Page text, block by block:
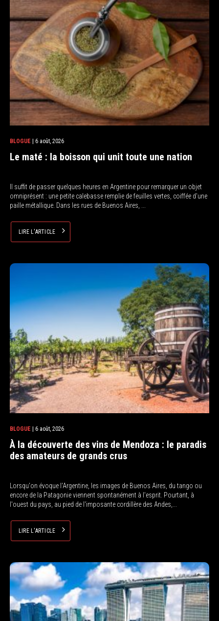
BLOGUE | 6 août, 2026
Le maté : la boisson qui unit toute une nation
Il suffit de passer quelques heures en Argentine pour remarquer un objet
omniprésent : une petite calebasse remplie de feuilles vertes, coiffée d'une
paille métallique. Dans les rues de Buenos Aires, ...
LIRE L'ARTICLE
BLOGUE | 6 août, 2026
À la découverte des vins de Mendoza : le paradis
des amateurs de grands crus
Lorsqu'on évoque l'Argentine, les images de Buenos Aires, du tango ou
encore de la Patagonie viennent spontanément à l'esprit. Pourtant, à
l'ouest du pays, au pied de l'imposante cordillère des Andes,...
LIRE L'ARTICLE